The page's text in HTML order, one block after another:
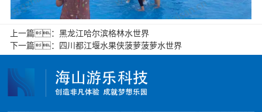
上一篇： 黑龙江哈尔滨格林水世界
下一篇：
四川都江堰水果侠菠萝菠萝水世界